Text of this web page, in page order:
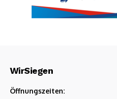
WirSiegen
Öffnungszeiten: